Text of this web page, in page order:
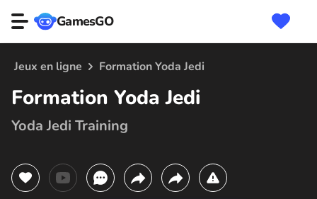
GamesGO
Jeux en ligne Formation Yoda Jedi
Formation Yoda Jedi
Yoda Jedi Training